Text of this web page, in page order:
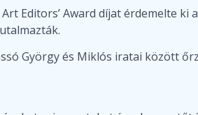
Editors’ Award díjat érdemelte
György és Miklós iratai között